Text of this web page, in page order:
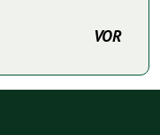
VOR